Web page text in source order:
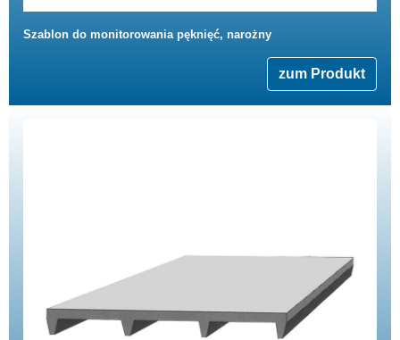
Szablon do monitorowania pęknięć, narożny
zum Produkt